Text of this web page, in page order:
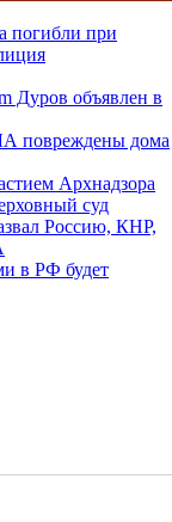
погибли при
Дуров объявлен в
повреждены дома
Архнадзора
суд
Россию, КНР,
в РФ будет